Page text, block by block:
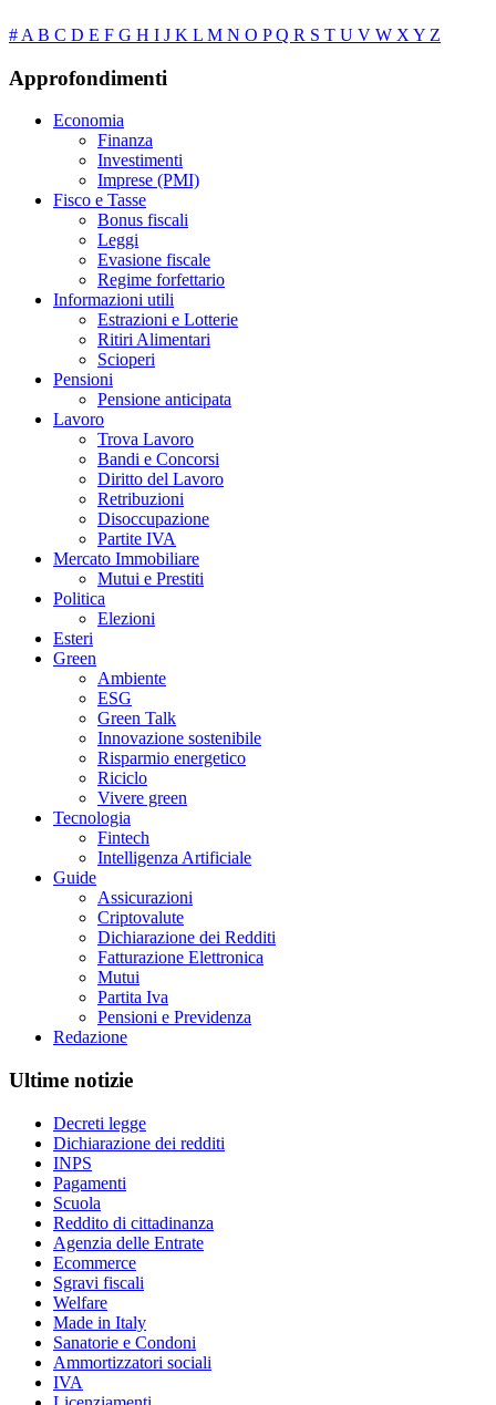
# A B C D E F G H I J K L M N O PQ R S T U V W X Y Z
Approfondimenti
Economia
Finanza
Investimenti
Imprese (PMI)
Fisco e Tasse
Bonus fiscali
Leggi
Evasione fiscale
Regime forfettario
Informazioni utili
Estrazioni e Lotterie
Ritiri Alimentari
Scioperi
Pensioni
Pensione anticipata
Lavoro
Trova Lavoro
Bandi e Concorsi
Diritto del Lavoro
Retribuzioni
Disoccupazione
Partite IVA
Mercato Immobiliare
Mutui e Prestiti
Politica
Elezioni
Esteri
Green
Ambiente
ESG
Green Talk
Innovazione sostenibile
Risparmio energetico
Riciclo
Vivere green
Tecnologia
Fintech
Intelligenza Artificiale
Guide
Assicurazioni
Criptovalute
Dichiarazione dei Redditi
Fatturazione Elettronica
Mutui
Partita Iva
Pensioni e Previdenza
Redazione
Ultime notizie
Decreti legge
Dichiarazione dei redditi
INPS
Pagamenti
Scuola
Reddito di cittadinanza
Agenzia delle Entrate
Ecommerce
Sgravi fiscali
Welfare
Made in Italy
Sanatorie e Condoni
Ammortizzatori sociali
IVA